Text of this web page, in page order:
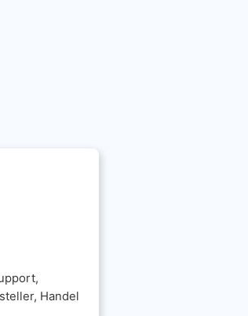
Handel